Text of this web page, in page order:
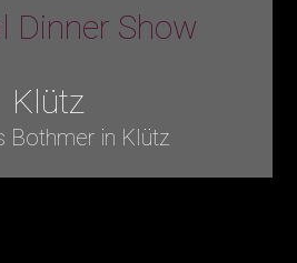
Dinner Show
Klütz
Bothmer in Klütz